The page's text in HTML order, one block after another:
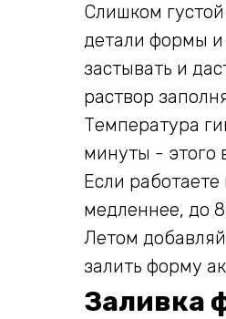
Слишком
детали формы и
застывать и
раствор
Температура
минуты - этого
Если
медленнее, до
Летом
залить форму
Заливка